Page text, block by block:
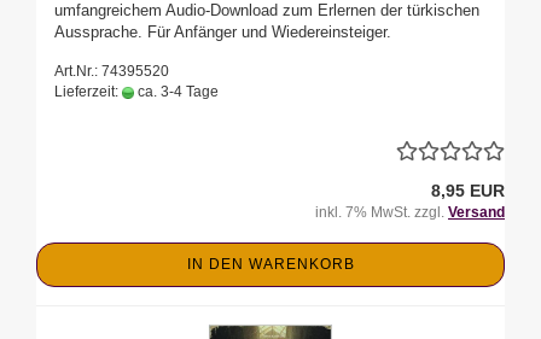
umfangreichem Audio-Download zum Erlernen der türkischen
Aussprache. Für Anfänger und Wiedereinsteiger.
Art.Nr.: 74395520
Lieferzeit:
ca. 3-4 Tage
8,95 EUR
inkl. 7% MwSt. zzgl. Versand
IN DEN WARENKORB